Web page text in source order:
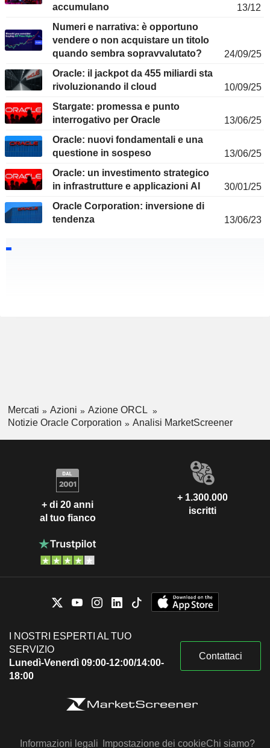
accumulano
13/12
Numeri e narrativa: è opportuno
vendere o non acquistare un titolo
quando sembra sopravvalutato?
24/09/25
Oracle: il jackpot da 455 miliardi sta
rivoluzionando il cloud
10/09/25
Stargate: promessa e punto
interrogativo per Oracle
13/06/25
Oracle: nuovi fondamentali e una
questione in sospeso
13/06/25
Oracle: un investimento strategico
in infrastrutture e applicazioni AI
30/01/25
Oracle Corporation: inversione di
tendenza
13/06/23
Mercati Azioni
Azione ORCL
Notizie Oracle Corporation
Analisi MarketScreener
+ di 20 anni
al tuo fianco
+ 1.300.000
iscritti
I NOSTRI ESPERTI AL TUO
SERVIZIO
Lunedì-Venerdì 09:00-12:00/14:00-
18:00
Contattaci
Informazioni legali Impostazione dei cookieChi siamo?